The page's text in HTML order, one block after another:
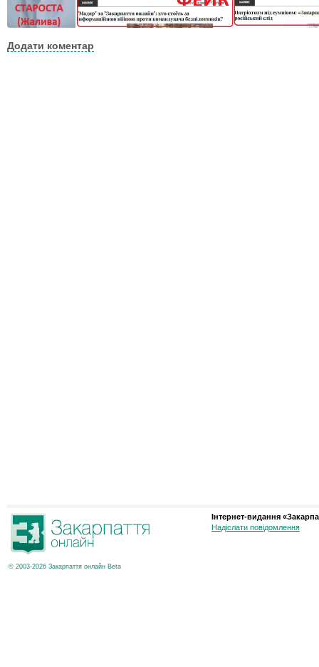
Додати коментар
© 2003-2026 Закарпаття онлайн Beta
Інтернет-видання
Надіслати повідомлення